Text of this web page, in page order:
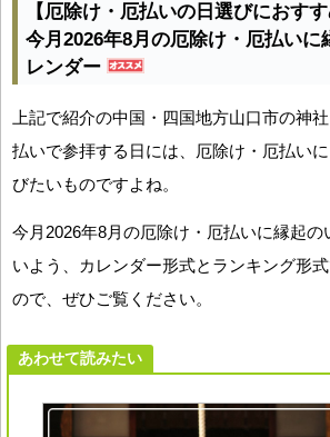
【厄除け・厄払いの日選びにおすす
今月2026年8月の厄除け・厄払いに
レンダー
上記で紹介の中国・四国地方山口市の神
払いで参拝する日には、厄除け・厄払い
びたいものですよね。
今月2026年8月の厄除け・厄払いに縁起の
いよう、カレンダー形式とランキング形
ので、ぜひご覧ください。
あわせて読みたい